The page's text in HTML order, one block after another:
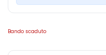
Bando scaduto